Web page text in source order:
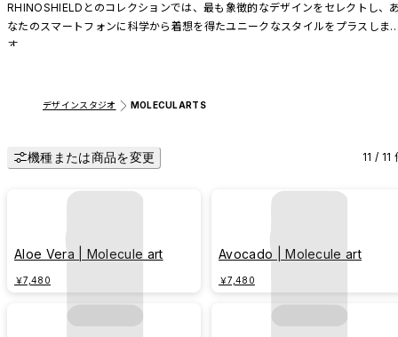
RHINOSHIELDとのコレクションでは、最も象徴的なデザインをセレクトし、
なたのスマートフォンに科学から着想を得たユニークなスタイルをプラスしま
す。
デザインスタジオ MOLECULARTS
機種または商品を変更 11 / 11
Aloe Vera | Molecule art
￥7,480
Avocado | Molecule art
￥7,480